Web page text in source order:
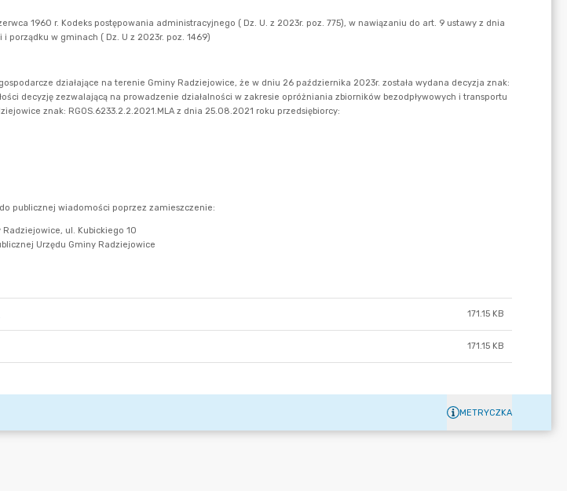
171.15 KB
171.15 KB
METRYCZKA